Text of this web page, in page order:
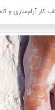
کار آرام‌سازی و